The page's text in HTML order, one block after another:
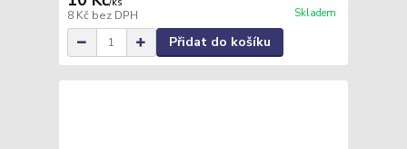
8 Kč bez DPH Skladem
Přidat do košíku